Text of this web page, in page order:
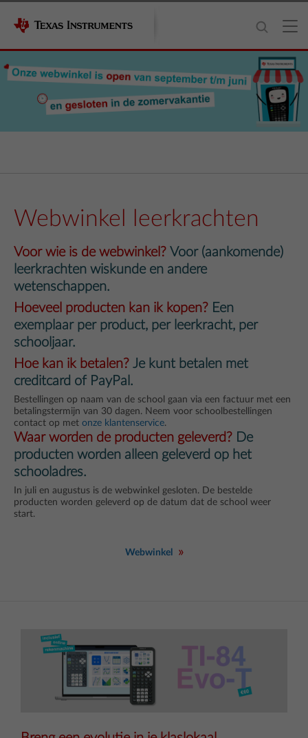
Webwinkel leerkrachten
Voor wie is de webwinkel? Voor (aankomende)
leerkrachten wiskunde en andere
wetenschappen.
Hoeveel producten kan ik kopen? Een
exemplaar per product, per leerkracht, per
schooljaar.
Hoe kan ik betalen? Je kunt betalen met
creditcard of PayPal.
Bestellingen op naam van de school gaan via een factuur met een
betalingstermijn van 30 dagen. Neem voor schoolbestellingen
contact op met onze klantenservice.
Waar worden de producten geleverd? De
producten worden alleen geleverd op het
schooladres.
In juli en augustus is de webwinkel gesloten. De bestelde
producten worden geleverd op de datum dat de school weer
start.
Webwinkel